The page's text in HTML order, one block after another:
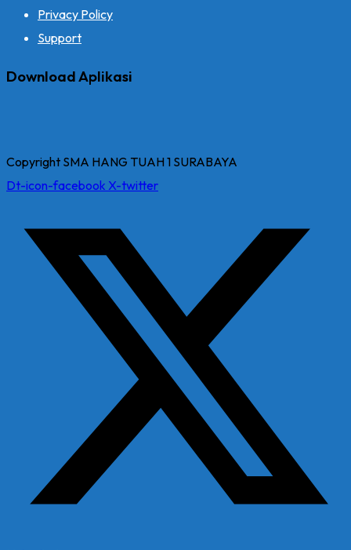
Privacy Policy
Support
Download Aplikasi
Copyright SMA HANG TUAH 1 SURABAYA
Dt-icon-facebook X-twitter